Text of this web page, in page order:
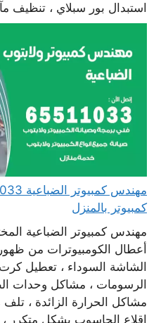
استبدال بور سبلاي ، تنظيف
كمبيوتر بالمنزل
مهندس كمبيوتر الضباعية
أعطال الكومبيوترات من
الشاشة السوداء ، تعطيل
الرسومات ، مشاكل وحدات
مشاكل الحرارة الزائدة ، تلف
اقلاع الحاسوب بشكل متكرر ،